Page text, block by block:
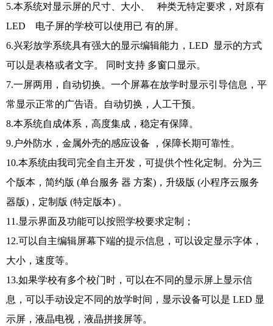
5.本系统对显示屏的尺寸、大小、 种类无特定要求，对原有
LED 电子屏的学校可以使用已 有的屏。
6.兴彩放学系统具有强大的显示编辑能力，LED 显示的方式
可以是表格或者文字。 同时支持 多窗口显示。
7.一屏两用，自动切换。一个屏幕在放学时显示引导信息，平
常显示正常的广告语。自动切换，人工干预。
8.本系统自成体系，高度集成，稳定有保障。
9.户外防水，金属外壳的感应设备 ，保障长期可靠性。
10.本系统由我司完全自主开发，可提供个性化定制。分为三
个版本，简约版 (单台服务 器 方案)，升级版 (小程序云服务
器版)，定制版 (特定版本) 。
11.显示界面及功能可以按照学校要求定制；
12.可以自主编辑屏幕下端的提示信息，可以设定显示字体，
大小，速度等。
13.如果学校有多个校门时，可以在不同的显示屏上显示信
息，可以手动设定不同的放学时间，显示设备可以是 LED 显
示屏，液晶电视，液晶拼接屏等。